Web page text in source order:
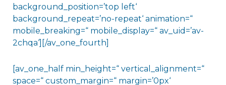
background_position=’top left‘
background_repeat=’no-repeat‘ animation=“
mobile_breaking=“ mobile_display=“ av_uid=’av-
2chqa‘][/av_one_fourth]
[av_one_half min_height=“ vertical_alignment=“
space=“ custom_margin=“ margin=’0px‘